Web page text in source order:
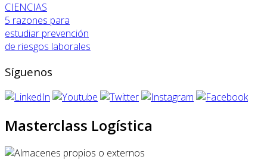
CIENCIAS
5 razones para
estudiar prevención
de riesgos laborales
Síguenos
Masterclass Logística